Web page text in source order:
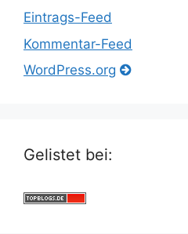
Eintrags-Feed
Kommentar-Feed
WordPress.org
Gelistet bei: